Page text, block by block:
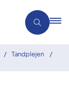
Tandplejen